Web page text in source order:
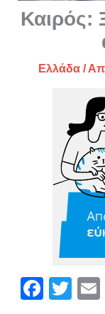
Καιρός:
Ελλάδα /
Fa T